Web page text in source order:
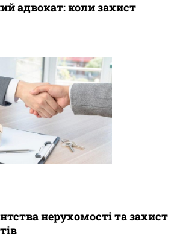
адвокат: коли захист
нерухомості та захист